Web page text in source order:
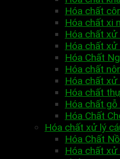
Hóa chất
Hóa chất xi
Hóa chất
Hóa chất
Hóa Chất
Hóa chất
Hóa chất
Hóa chất
Hóa chất
Hóa Chất
Hóa chất xử lý
Hóa Chất
Hóa chất